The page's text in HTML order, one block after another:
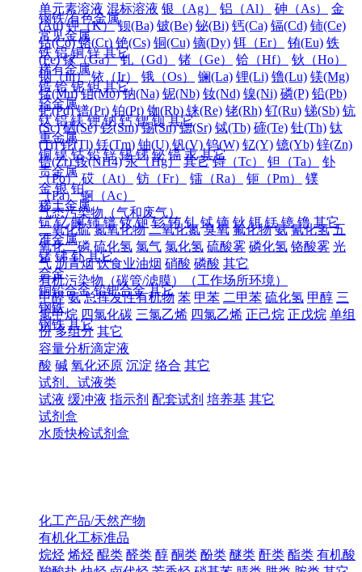
单元素溶液 混标溶液 银（Ag） 铝（Al） 砷（As）
金
(Au) 钾（K） 钡(Ba) 铍(Be) 铋(Bi) 钙(Ca) 镉(Cd) 铈(Ce)
钴(Co) 铬(Cr) 铯(Cs) 铜(Cu) 镝(Dy) 铒（Er） 铕(Eu) 铁
(Fe) 镓（Ga） 钆（Gd） 锗（Ge） 铪（Hf）
钬（Ho）
铟（In） 铱（Ir） 锇（Os） 镧(La) 锂(Li) 镥(Lu) 镁(Mg)
锰(Mn) 钼(Mo) 钠(Na) 铌(Nb) 钕(Nd) 镍(Ni) 磷(P) 铅(Pb)
钯(Pd) 镨(Pr) 铂(Pt) 铷(Rb) 铼(Re) 铑(Rh) 钌(Ru) 锑(Sb) 钪
(Sc) 硒(Se) 钐(Sm) 锡(Sn) 锶(Sr) 铽(Tb) 碲(Te) 钍(Th) 钛
(Ti) 铊(Tl) 铥(Tm) 铀(U) 钒(V) 钨(W) 钇(Y) 镱(Yb) 锌(Zn)
锆(Zr) 铵(NH4) 汞（Hg） 其它 锝（Tc） 钽（Ta）
钋
（Po） 砹（At） 钫（Fr） 镭（Ra） 钷（Pm）
镤
（Pa） 锕（Ac）
气态污染物（气和废气）
二氧化硫 氮氧化物 二氧化氮 臭氧 氟化物 氨 氰化氢 五
氧化二磷 硫化氢 氯气 氯化氢 硫酸雾 磷化氢 铬酸雾 光
气 沥青烟 饮食业油烟 硝酸 磷酸 其它
有机污染物（碳管/滤膜）（工作场所环境）
甲醛 氨 总挥发性有机物 苯 甲苯 二甲苯 硫化氢 甲醇 三
氯甲烷 四氯化碳 三氯乙烯 四氯乙烯 正己烷 正戊烷 单组
份 多组分 其它
容量分析滴定液
酸 碱 氧化还原 沉淀 络合 其它
试剂、试液类
试液 缓冲液 指示剂 配套试剂 培养基 其它
试剂盒
水质快检试剂盒
钢铁/有色金属
常见金属
铁 铝 铜 锌 其它
稀有金属
锆 铪 铌 钽 其它
轻金属
钛 铝 镁 钾 钠 钙 锶 钡 其它
重金属
铜 镍 钴 铅 锌 锡 锑 铋 镉 汞 其它
贵金属
金 银 铂
稀土金属
钪 钇 镧 铈 镨 钕 钷 钐 铕 钆 铽 镝 钬 铒 铥 镱 镥 其它
准金属
锗 锑 钋 其它
合金
铜铅合金 铅钯合金 其它
钢铁
钢铁 其它
化工产品/天然产物
有机化工标准品
烷烃 烯烃 醌类 醛类 醇 酮类 酚类 醚类 酐类 酯类 有机酸